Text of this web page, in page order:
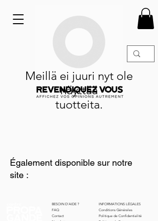
Meillä ei juuri nyt ole
näyttää
tuotteita.
Également disponible sur notre
site :
BESOIN D'AIDE ?
FAQ
Contact
INFORMATIONS LÉGALES
Conditions Générales
Politique de Confidentialité